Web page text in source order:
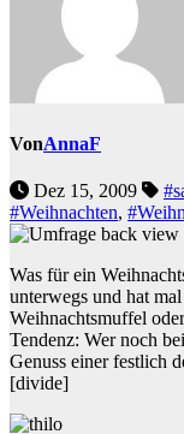
VonAnnaF
Dez 15, 2009
#Weihnachten,
Was für ein
unterwegs und hat
Weihnachtsmuffel
Tendenz: Wer noch
Genuss einer festlich
[divide]